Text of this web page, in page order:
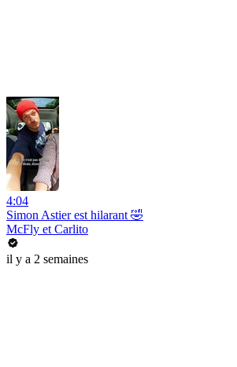
4:04
Simon Astier est hilarant 🤣
McFly et Carlito
il y a 2 semaines